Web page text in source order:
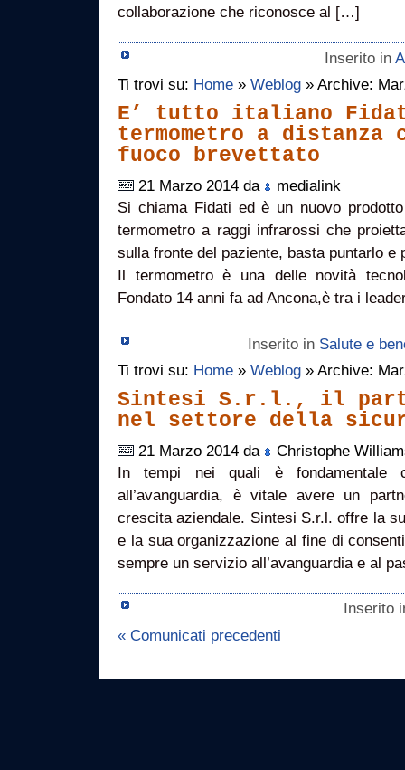
collaborazione che riconosce al […]
Inserito in
Ti trovi su: Home » Weblog » Archive:
E’ tutto italiano
termometro a distanza
fuoco brevettato
21 Marzo 2014 da
medialink
Si chiama Fidati ed è un nuovo
termometro a raggi infrarossi che
sulla fronte del paziente, basta puntarlo
Il termometro è una delle novità
Fondato 14 anni fa ad Ancona,è tra i
Inserito in Salute e
Ti trovi su: Home » Weblog » Archive:
Sintesi S.r.l., il
nel settore della
21 Marzo 2014 da
Christophe
In tempi nei quali è fondamentale
all’avanguardia, è vitale avere un
crescita aziendale. Sintesi S.r.l. offre la
e la sua organizzazione al fine di
sempre un servizio all’avanguardia e al
Inserito
« Comunicati precedenti